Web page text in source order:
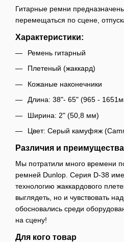
Гитарные ремни
перемещаться по сцене,
Характеристики:
Ремень гитарный
Плетеный (жаккард)
Кожаные наконечники
Длина: 38"- 65" (965 -
Ширина: 2" (50,8 мм)
Цвет: Серый камуфяж
Различия и преимущества
Мы потратили много времени
ремней Dunlop. Серия D-38
технологию жаккардового
выглядеть, но и чувствовать
обосновались среди
на сцену!
Для кого товар